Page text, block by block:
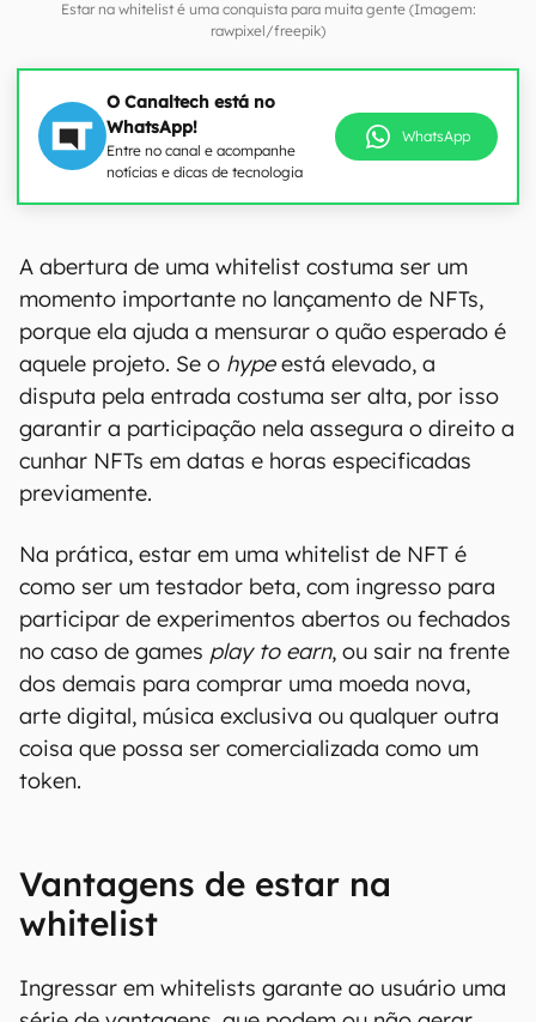
Estar na whitelist é uma conquista para muita gente (Imagem:
rawpixel/freepik)
O Canaltech está no
WhatsApp!
Entre no canal e acompanhe
notícias e dicas de tecnologia
WhatsApp
A abertura de uma whitelist costuma ser um
momento importante no lançamento de NFTs,
porque ela ajuda a mensurar o quão esperado é
aquele projeto. Se ohypeestá elevado, a
disputa pela entrada costuma ser alta, por isso
garantir a participação nela assegura o direito a
cunhar NFTs em datas e horas especificadas
previamente.
como ser um testador beta, com ingresso para
participar de experimentos abertos ou fechados
no caso de games
arte digital, música exclusiva ou qualquer outra